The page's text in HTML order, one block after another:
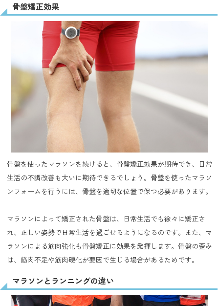
骨盤矯正効果
骨盤を使ったマラソンを続けると、骨盤矯正効果が期待でき、日常
生活の不調改善も大いに期待できるでしょう。骨盤を使ったマラソ
ンフォームを行うには、骨盤を適切な位置で保つ必要があります。
マラソンによって矯正された骨盤は、日常生活でも徐々に矯正さ
れ、正しい姿勢で日常生活を過ごせるようになるのです。また、マ
ラソンによる筋肉強化も骨盤矯正に効果を発揮します。骨盤の歪み
は、筋肉不足や筋肉硬化が要因で生じる場合があるためです。
マラソンとランニングの違い